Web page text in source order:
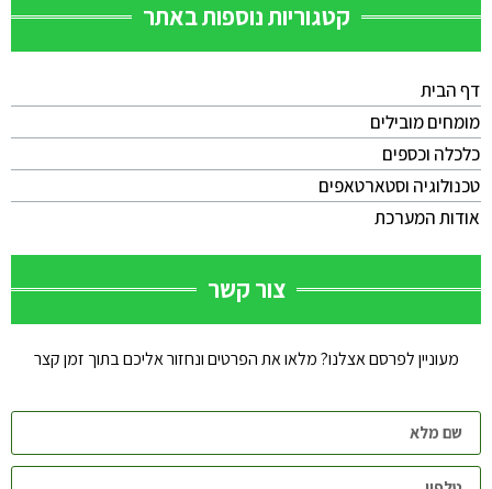
קטגוריות נוספות באתר
דף הבית
מומחים מובילים
כלכלה וכספים
טכנולוגיה וסטארטאפים
אודות המערכת
צור קשר
מעוניין לפרסם אצלנו? מלאו את הפרטים ונחזור אליכם בתוך זמן קצר